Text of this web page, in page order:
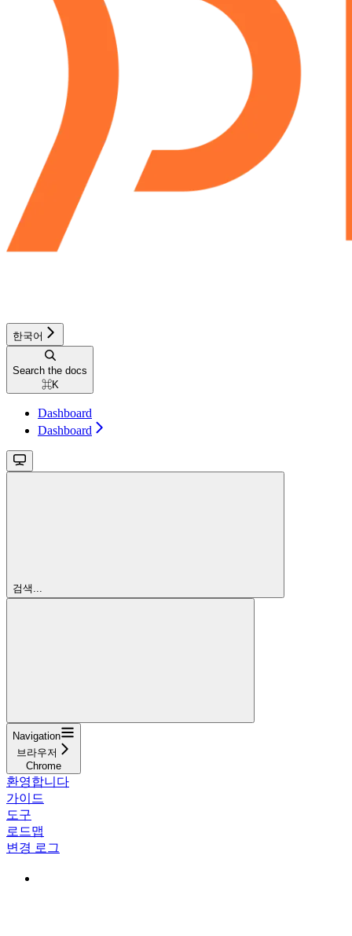
한국어
Search the docs
⌘K
Dashboard
Dashboard
검색...
Navigation
브라우저
Chrome
환영합니다
가이드
도구
로드맵
변경 로그